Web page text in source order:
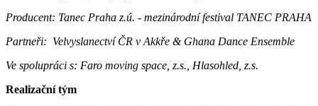
Producent: Tanec Praha z.ú. - mezinárodní festival TANEC PRAHA
Partneři:  Velvyslanectví ČR v Akkře & Ghana Dance Ensemble
Ve spolupráci s: Faro moving space, z.s., Hlasohled, z.s.
Realizační tým